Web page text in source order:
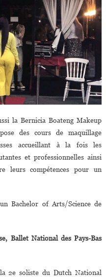
la Bernicia Boateng Makeup
des cours de maquillage
accueillant à la fois les
et professionnelles ainsi
leurs compétences pour un
Bachelor of Arts/Science de
Ballet National des Pays-Bas
2e soliste du Dutch National